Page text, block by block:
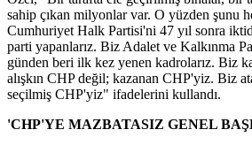
sahip çıkan milyonlar var. O yüzden şunu
Cumhuriyet Halk Partisi'ni 47 yıl sonra
parti yapanlarız. Biz Adalet ve Kalkınma
günden beri ilk kez yenen kadrolarız. Biz
alışkın CHP değil; kazanan CHP'yiz. Biz
seçilmiş CHP'yiz" ifadelerini kullandı.
'CHP'YE MAZBATASIZ GENEL